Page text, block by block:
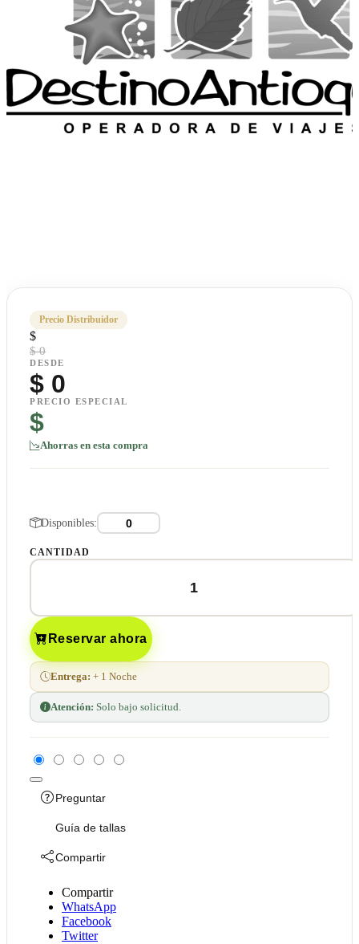
Precio Distribuidor
$
$ 0
DESDE
$ 0
PRECIO ESPECIAL
$
Ahorras en esta compra
Disponibles:
CANTIDAD
Reservar ahora
Entrega: + 1 Noche
Atención: Solo bajo solicitud.
Preguntar
Guía de tallas
Compartir
Compartir
WhatsApp
Facebook
Twitter